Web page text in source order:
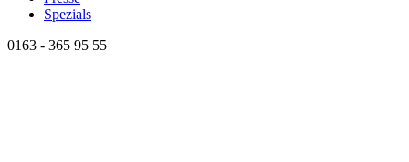
Spezials
0163 - 365 95 55